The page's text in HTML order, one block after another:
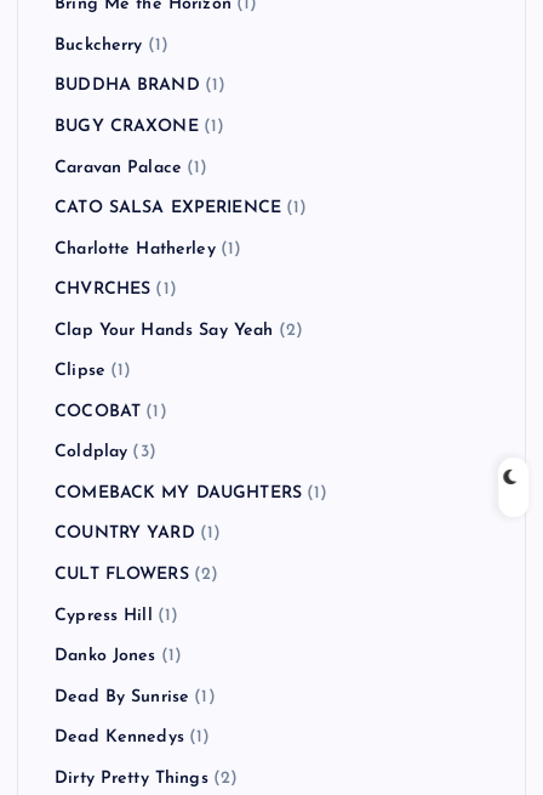
Bring Me the Horizon (1)
Buckcherry (1)
BUDDHA BRAND (1)
BUGY CRAXONE(1)
Caravan Palace (1)
CATO SALSA EXPERIENCE (1)
Charlotte Hatherley(1)
CHVRCHES (1)
Clap Your Hands Say Yeah (2)
Clipse (1)
COCOBAT (1)
Coldplay (3)
COMEBACK MY DAUGHTERS (1)
COUNTRY YARD (1)
CULT FLOWERS(2)
Cypress Hill (1)
Danko Jones (1)
Dead By Sunrise (1)
Dead Kennedys(1)
Dirty Pretty Things(2)